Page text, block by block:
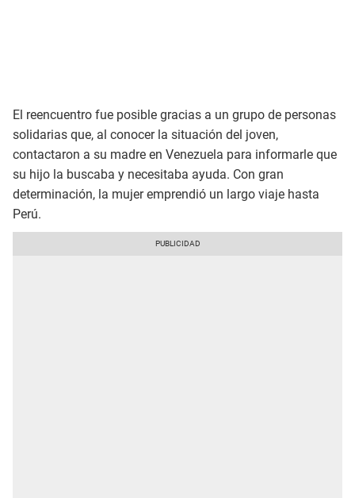
El reencuentro fue posible gracias a un grupo de personas
solidarias que, al conocer la situación del joven,
contactaron a su madre en Venezuela para informarle que
su hijo la buscaba y necesitaba ayuda. Con gran
determinación, la mujer emprendió un largo viaje hasta
Perú.​